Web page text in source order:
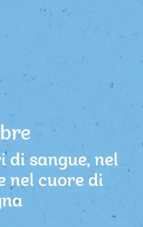
di sangue, nel
nel cuore di